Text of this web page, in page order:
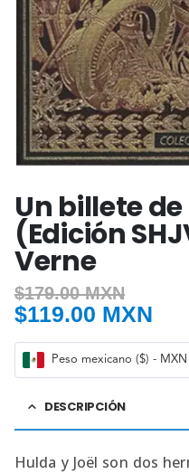
Un billete
(Edición
Verne
$179.00 MXN
$119.00 MXN
Peso mexicano ($) - MXN
DESCRIPCIÓN
Hulda y Joël son dos